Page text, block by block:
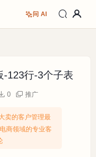
问 AI
-123行-3个子表
0 推广
卖的客户管理最
商领域的专业客